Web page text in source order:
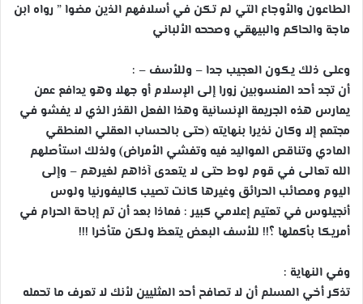
الطاعون والأوجاع التي لم تكن في أسلافهم الذين مضوا ” رواه ابن
ماجة والحاكم والبيهقي وصححه الألباني
وعلى ذلك يكون العجيب جدا – وللأسف – :
أن تجد أحد المنسوبين زورا إلى الإسلام أو جهلا وهو يدافع عمن
يمارس هذه الجريمة الإنسانية وهذا الفعل القذر الذي لا يفشو في
مجتمع إلا وكان نذيرا بنهايته (حتى بالحساب العقلي المنطقي
المادي وتناقص المواليد فيه وتفشي الأمراض) ولذلك استأصلهم
الله تعالى في قوم لوط حتى لا يتعدى آذاهم لغيرهم – وإلى
اليوم ومصائب الحرائق وغيرها كانت تصيب كاليفورنيا ولوس
أنجيلوس في تعتيم إعلامي كبير : فماذا بعد أن تم إباحة الحرام في
أمريكا بأكملها ؟!! للأسف البعض يتعظ ولكن متأخرا !!!
وفي النهاية :
تذكر أخي المسلم أن لا تصافح أحد المثليين لأنك لا تعرف ما تحمله